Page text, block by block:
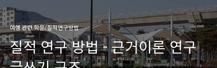
여행 관련 학문/질적연구방법
질적 연구 방법 - 근거이론 연구